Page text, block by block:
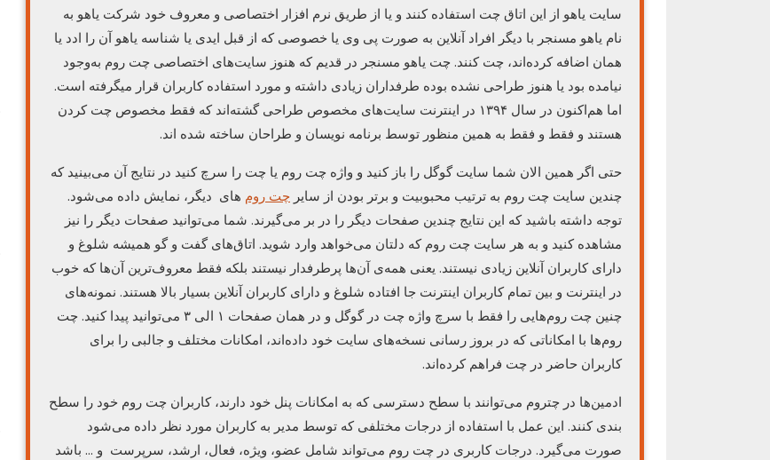
سایت یاهو از این اتاق چت استفاده کنند و یا از طریق نرم افزار اختصاصی و معروف خود شرکت یاهو به
نام یاهو مسنجر با دیگر افراد آنلاین به صورت پی وی یا خصوصی که از قبل ایدی یا شناسه یاهو آن را ادد یا
همان اضافه کرده‌اند، چت کنند. چت یاهو مسنجر در قدیم که هنوز سایت‌های اختصاصی چت روم به‌وجود
نیامده بود یا هنوز طراحی نشده بوده طرفداران زیادی داشته و مورد استفاده کاربران قرار میگرفته است.
اما هم‌اکنون در سال ۱۳۹۴ در اینترنت سایت‌های مخصوص طراحی گشته‌اند که فقط مخصوص چت کردن
هستند و فقط و فقط به همین منظور توسط برنامه نویسان و طراحان ساخته شده اند.
حتی اگر همین الان شما سایت گوگل را باز کنید و واژه چت روم یا چت را سرچ کنید در نتایج آن می‌بینید که
چندین سایت چت روم به ترتیب محبوبیت و برتر بودن از سایر چت روم های دیگر، نمایش داده می‌شود.
توجه داشته باشید که این نتایج چندین صفحات دیگر را در بر می‌گیرند. شما می‌توانید صفحات دیگر را نیز
مشاهده کنید و به هر سایت چت روم که دلتان می‌خواهد وارد شوید. اتاق‌های گفت و گو همیشه شلوغ و
دارای کاربران آنلاین زیادی نیستند. یعنی همه‌ی آن‌ها پرطرفدار نیستند بلکه فقط معروف‌ترین آن‌ها که خوب
در اینترنت و بین تمام کاربران اینترنت جا افتاده شلوغ و دارای کاربران آنلاین بسیار بالا هستند. نمونه‌های
چنین چت روم‌هایی را فقط با سرچ واژه چت در گوگل و در همان صفحات ۱ الی ۳ می‌توانید پیدا کنید. چت
روم‌ها با امکاناتی که در بروز رسانی نسخه‌های سایت خود داده‌اند، امکانات مختلف و جالبی را برای
کاربران حاضر در چت فراهم کرده‌اند.
ادمین‌ها در چتروم می‌توانند با سطح دسترسی‌ که به امکانات پنل خود دارند، کاربران چت روم خود را سطح
بندی کنند. این عمل با استفاده از درجات مختلفی که توسط مدیر به کاربران مورد نظر داده می‌شود
صورت می‌گیرد. درجات کاربری در چت روم می‌تواند شامل عضو، ویژه، فعال، ارشد، سرپرست و … باشد